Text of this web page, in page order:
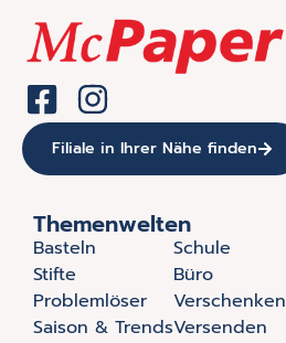
Filiale in Ihrer Nähe finden
Themenwelten
Basteln
Stifte
Problemlöser
Saison & Trends
Schule
Büro
Verschenken
Versenden